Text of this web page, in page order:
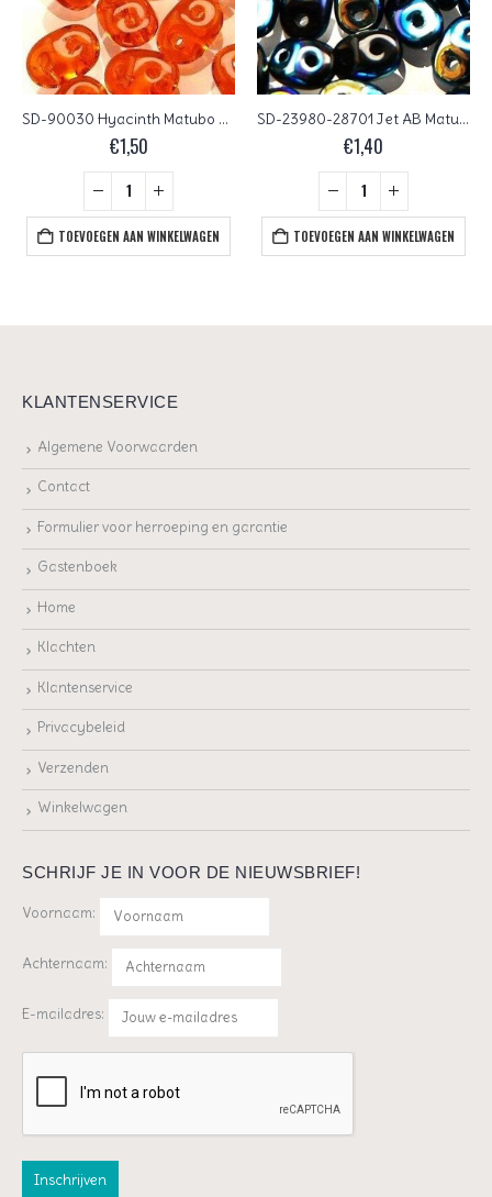
SD-90030 Hyacinth Matubo SuperDuo 10 gram
€1,50
TOEVOEGEN AAN WINKELWAGEN
SD-23980-28701 Jet AB Matubo SuperDuo 10 gram
€1,40
TOEVOEGEN AAN WINKELWAGEN
KLANTENSERVICE
Algemene Voorwaarden
Contact
Formulier voor herroeping en garantie
Gastenboek
Home
Klachten
Klantenservice
Privacybeleid
Verzenden
Winkelwagen
SCHRIJF JE IN VOOR DE NIEUWSBRIEF!
Voornaam:
Achternaam:
E-mailadres: